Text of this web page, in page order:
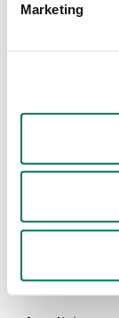
Marketing
Branche
År